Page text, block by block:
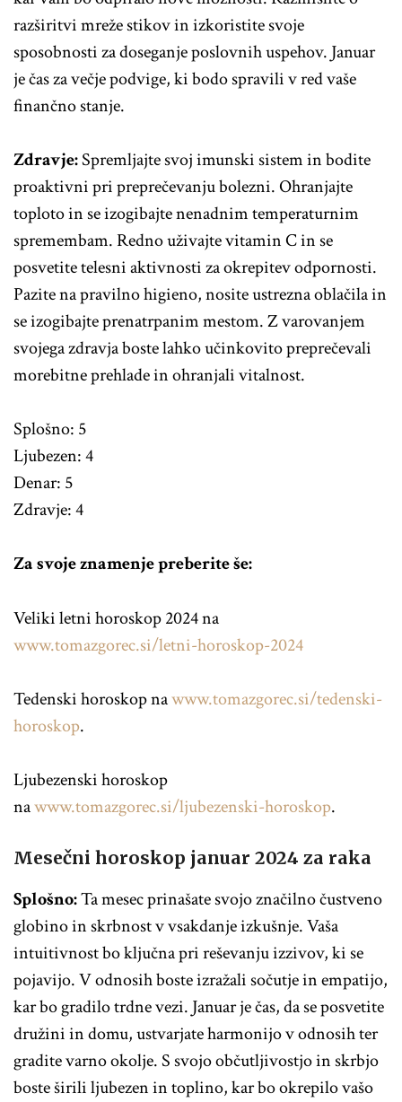
razširitvi mreže stikov in izkoristite svoje
sposobnosti za doseganje poslovnih uspehov. Januar
je čas za večje podvige, ki bodo spravili v red vaše
finančno stanje.
Zdravje:Spremljajte svoj imunski sistem in bodite
proaktivni pri preprečevanju bolezni. Ohranjajte
toploto in se izogibajte nenadnim temperaturnim
spremembam. Redno uživajte vitamin C in se
posvetite telesni aktivnosti za okrepitev odpornosti.
Pazite na pravilno higieno, nosite ustrezna oblačila in
se izogibajte prenatrpanim mestom. Z varovanjem
svojega zdravja boste lahko učinkovito preprečevali
morebitne prehlade in ohranjali vitalnost.
Splošno: 5
Ljubezen: 4
Denar: 5
Zdravje: 4
Za svoje znamenje preberite še:
Veliki letni horoskop 2024 na
www.tomazgorec.si/letni-horoskop-2024
Tedenski horoskop nawww.tomazgorec.si/tedenski-
horoskop.
Ljubezenski horoskop
nawww.tomazgorec.si/ljubezenski-horoskop.
Mesečni horoskop januar 2024 za raka
Splošno:Ta mesec prinašate svojo značilno čustveno
globino in skrbnost v vsakdanje izkušnje. Vaša
intuitivnost bo ključna pri reševanju izzivov, ki se
pojavijo. V odnosih boste izražali sočutje in empatijo,
kar bo gradilo trdne vezi. Januar je čas, da se posvetite
družini in domu, ustvarjate harmonijo v odnosih ter
gradite varno okolje. S svojo občutljivostjo in skrbjo
boste širili ljubezen in toplino, kar bo okrepilo vašo